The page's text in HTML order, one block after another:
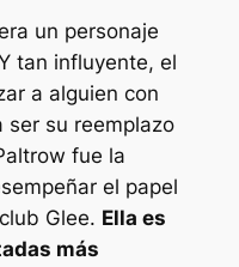
un personaje
tan influyente, el
a alguien con
ser su reemplazo
fue la
el papel
Glee. Ella es
más